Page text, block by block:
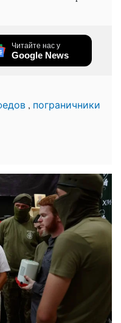
Читайте нас у
Google News
, пограничники